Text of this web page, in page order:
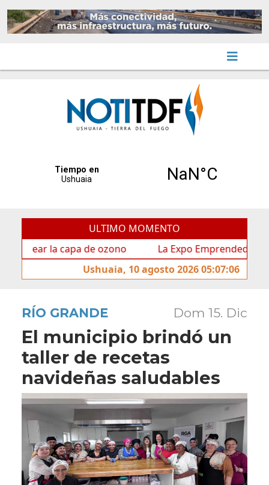
ULTIMO MOMENTO
la capa de ozono
La Expo Emprendedoras -
Ushuaia, 10 agosto 2026 05:07:06
RÍO GRANDE Dom 15. Dic
El municipio brindó un
taller de recetas
navideñas saludables